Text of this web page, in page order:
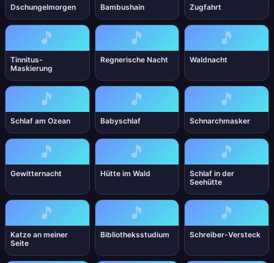
Dschungelmorgen Bambushain Zugfahrt
🎵
Tinnitus-
Maskierung
🎵
Regnerische Nacht
🎵
Waldnacht
🎵
Schlaf am Ozean
🎵
Babyschlaf
🎵
Schnarchmasker
🎵
Gewitternacht
🎵
Hütte im Wald
🎵
Schlaf in der
Seehütte
🎵
Katze an meiner
Seite
🎵
Bibliotheksstudium
🎵
Schreiber-Versteck